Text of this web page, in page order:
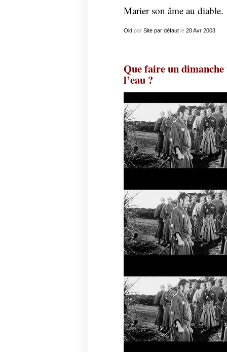
Marier son âme au diable.
Old par Site par défautle 20 Avr 2003
Que faire un
l’eau ?